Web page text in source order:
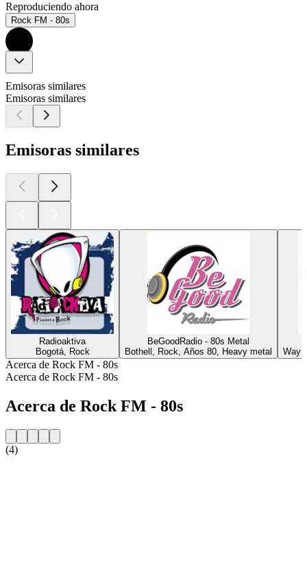
Reproduciendo ahora
Rock FM - 80s
Emisoras similares
Emisoras similares
Emisoras similares
Radioaktiva
Bogotá, Rock
BeGoodRadio - 80s Metal
Bothell, Rock, Años 80, Heavy metal
Acerca de Rock FM - 80s
Acerca de Rock FM - 80s
Acerca de Rock FM - 80s
(4)